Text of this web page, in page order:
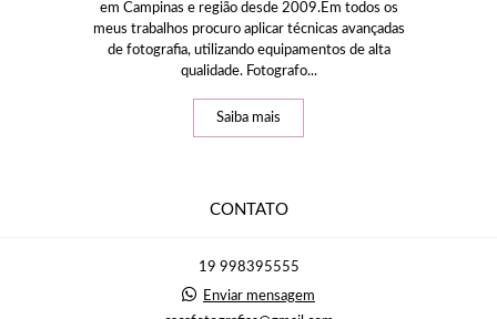
em Campinas e região desde 2009.Em todos os
meus trabalhos procuro aplicar técnicas avançadas
de fotografia, utilizando equipamentos de alta
qualidade. Fotografo...
Saiba mais
CONTATO
19 998395555
Enviar mensagem